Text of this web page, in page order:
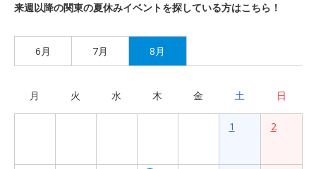
来週以降の関東の夏休みイベントを探している方はこちら！
6月 7月 8月
月 火 水 木 金 土 日
1 2